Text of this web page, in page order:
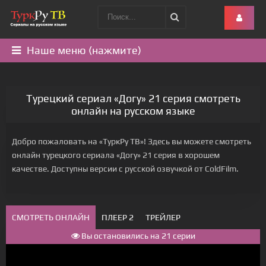
Наше меню (нажмите)
Турецкий сериал «Догу» 21 серия смотреть
онлайн на русском языке
Добро пожаловать на «ТуркРу ТВ»! Здесь вы можете смотреть
онлайн турецкого сериала «Догу» 21 серия в хорошем
качестве. Доступны версии с русской озвучкой от ColdFilm.
СМОТРЕТЬ ОНЛАЙН ПЛЕЕР 2
ТРЕЙЛЕР
Вы остановились на 21 серии